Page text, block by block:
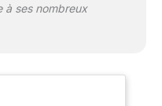
à ses nombreux